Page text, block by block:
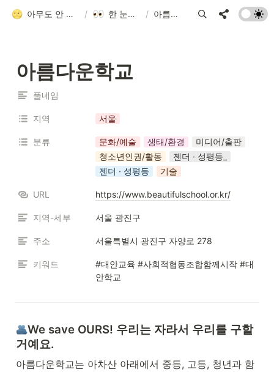
아무도 안 알려줘서 만든 청소년 네트워크 가이드 / 한 눈에 모아보기 / 아름다운학교
아름다운학교
풀네임
지역 서울
분류 문화/예술 생태/환경
미디어/출판
청소년인권/활동
젠더 · 성평등_
젠더 · 성평등
기술
URL https://www.beautifulschool.or.kr/
지역-세부 서울 광진구
주소 서울특별시 광진구 자양로 278
키워드
#대안교육 #사회적협동조합함께시작 #대
안학교
We save OURS! 우리는 자라서 우리를 구할
거예요.
아름다운학교는 아차산 아래에서 중등, 고등, 청년과 함